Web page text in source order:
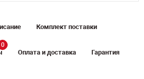
Комплект поставки
0
Оплата и доставка Гарантия